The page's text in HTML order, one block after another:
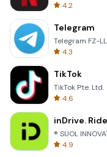
4.2
Telegram
Telegram FZ-
4.3
TikTok
TikTok Pte. Ltd.
4.6
inDrive.
® SUOL
4.9